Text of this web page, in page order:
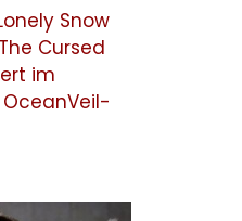
Snow
Cursed
im